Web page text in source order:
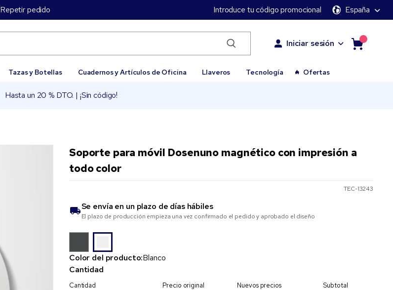
Repetir pedido Introduce tu código promocional España
Iniciar sesión
Tazas y Botellas Cuadernos y Artículos de Oficina Llaveros Tecnología Ofertas
Hasta un 20 % DTO. | ¡Sin código!
Soporte para móvil Dosenuno magnético con impresión a
todo color
TEC-13243
Se envía en un plazo de días hábiles
El plazo de producción empieza una vez confirmado el pedido y aprobado el diseño
Color del producto:Blanco
Cantidad
Cantidad Precio original Nuevos precios Subtotal